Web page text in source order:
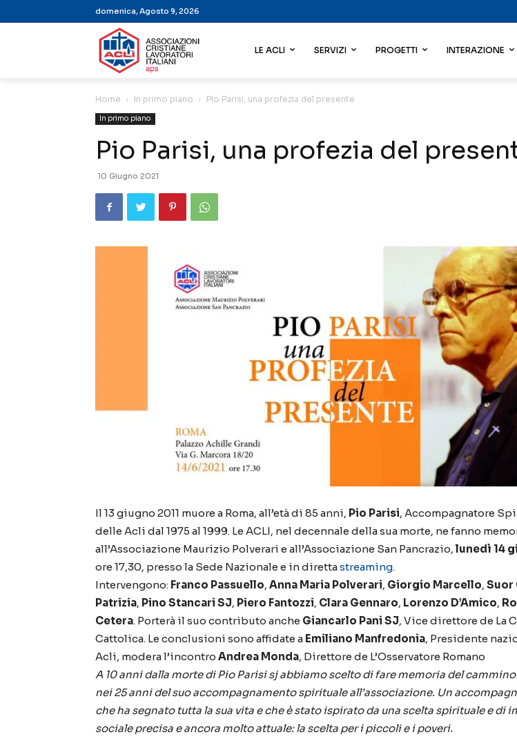
domenica, Agosto 9, 2026
LE ACLI SERVIZI PROGETTI INTERAZIONE
Home In primo piano Pio Parisi, una profezia del presente
In primo piano
Pio Parisi, una profezia del
10 Giugno 2021
Il 13 giugno 2011 muore a Roma, all’età di 85 anni, Pio Parisi, Accompagnatore
delle Acli dal 1975 al 1999. Le ACLI, nel decennale della sua morte, ne fanno
all’Associazione Maurizio Polverari e all’Associazione San Pancrazio, lunedì 14
ore 17,30, presso la Sede Nazionale e in direttastreaming.
Intervengono: Franco Passuello, Anna Maria Polverari, Giorgio Marcello, Suor
Patrizia, Pino Stancari SJ, Piero Fantozzi, Clara Gennaro, Lorenzo D’Amico,
Cetera. Porterà il suo contributo anche Giancarlo Pani SJ, Vice direttore de La
Cattolica. Le conclusioni sono affidate a Emiliano Manfredonia, Presidente
Acli, modera l’incontro Andrea Monda, Direttore de L’Osservatore Romano
A 10 anni dalla morte di Pio Parisi sj abbiamo scelto di fare memoria del
nei 25 anni del suo accompagnamento spirituale all’associazione. Un
che ha segnato tutta la sua vita e che è stato ispirato da una scelta spirituale e di
sociale precisa e ancora molto attuale: la scelta per i piccoli e i poveri.